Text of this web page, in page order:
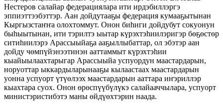
Нестеров салайар федерациялара ити ирдэбиллэргэ
эппиэттээбэттэр. Аан дойдутааҕы федерация кумааҕытынан
Кыргызстаҥҥа олохтоммут. Онон биһиги дойдубут сокуонун
быһыытынан, ити тэрилтэ ыытар күрэхтэһиилэригэр бөҕөстөр
ситиһиилэрэ Арассыыйаҕа ааҕыллыбаттар, ол эбэтэр аан
дойду чөмпүйэнээтинэн ааттаммыт күрэхтэһии
кыайыылаахтарыгар Арассыыйа успуордун маастардарын,
норуоттар ыккардыларынааҕы кылаастаах маастардарын
уонна успуорт үтүөлээх маастардарын ааттара иҥэриллэр
кыахтара суох. Онон өрөспүүбүлүкэ салайааччылара, успуорт
министэристибэтэ маны өйдүөхтэрин наада.